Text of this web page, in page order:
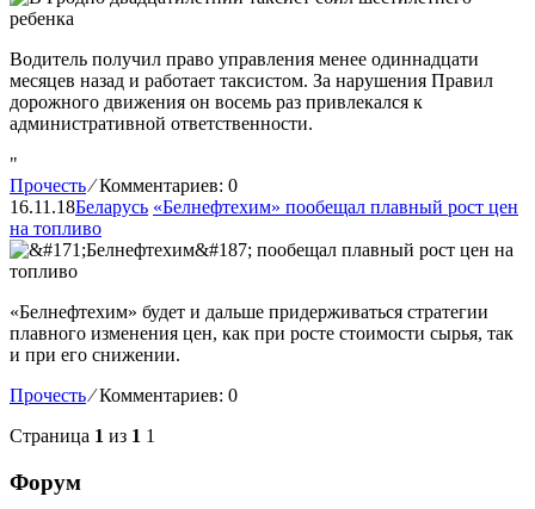
Водитель получил право управления менее одиннадцати
месяцев назад и работает таксистом. За нарушения Правил
дорожного движения он восемь раз привлекался к
административной ответственности.
"
Прочесть ⁄Комментариев: 0
16.11.18Беларусь «Белнефтехим» пообещал плавный рост цен
на топливо
«Белнефтехим» будет и дальше придерживаться стратегии
плавного изменения цен, как при росте стоимости сырья, так
и при его снижении.
Прочесть ⁄Комментариев: 0
Страница 1 из 1 1
Форум